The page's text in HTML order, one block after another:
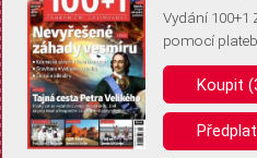
Pro základní fungování webu
(tzv. cookies apod.). Rádi bychom
uložením volitelných informací:
Vydání 100+1
pomocí
Koupit